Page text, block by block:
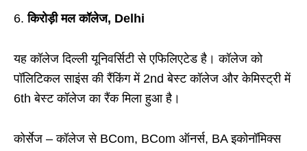
किरोड़ी मल कॉलेज, Delhi
यह कॉलेज दिल्ली यूनिवर्सिटी से एफिलिएटेड है। कॉलेज को
पॉलिटिकल साइंस की रैंकिंग में 2nd बेस्ट कॉलेज और केमिस्ट्री में
6th बेस्ट कॉलेज का रैंक मिला हुआ है।
कोर्सेज – कॉलेज से BCom, BCom ऑनर्स, BA इकोनॉमिक्स